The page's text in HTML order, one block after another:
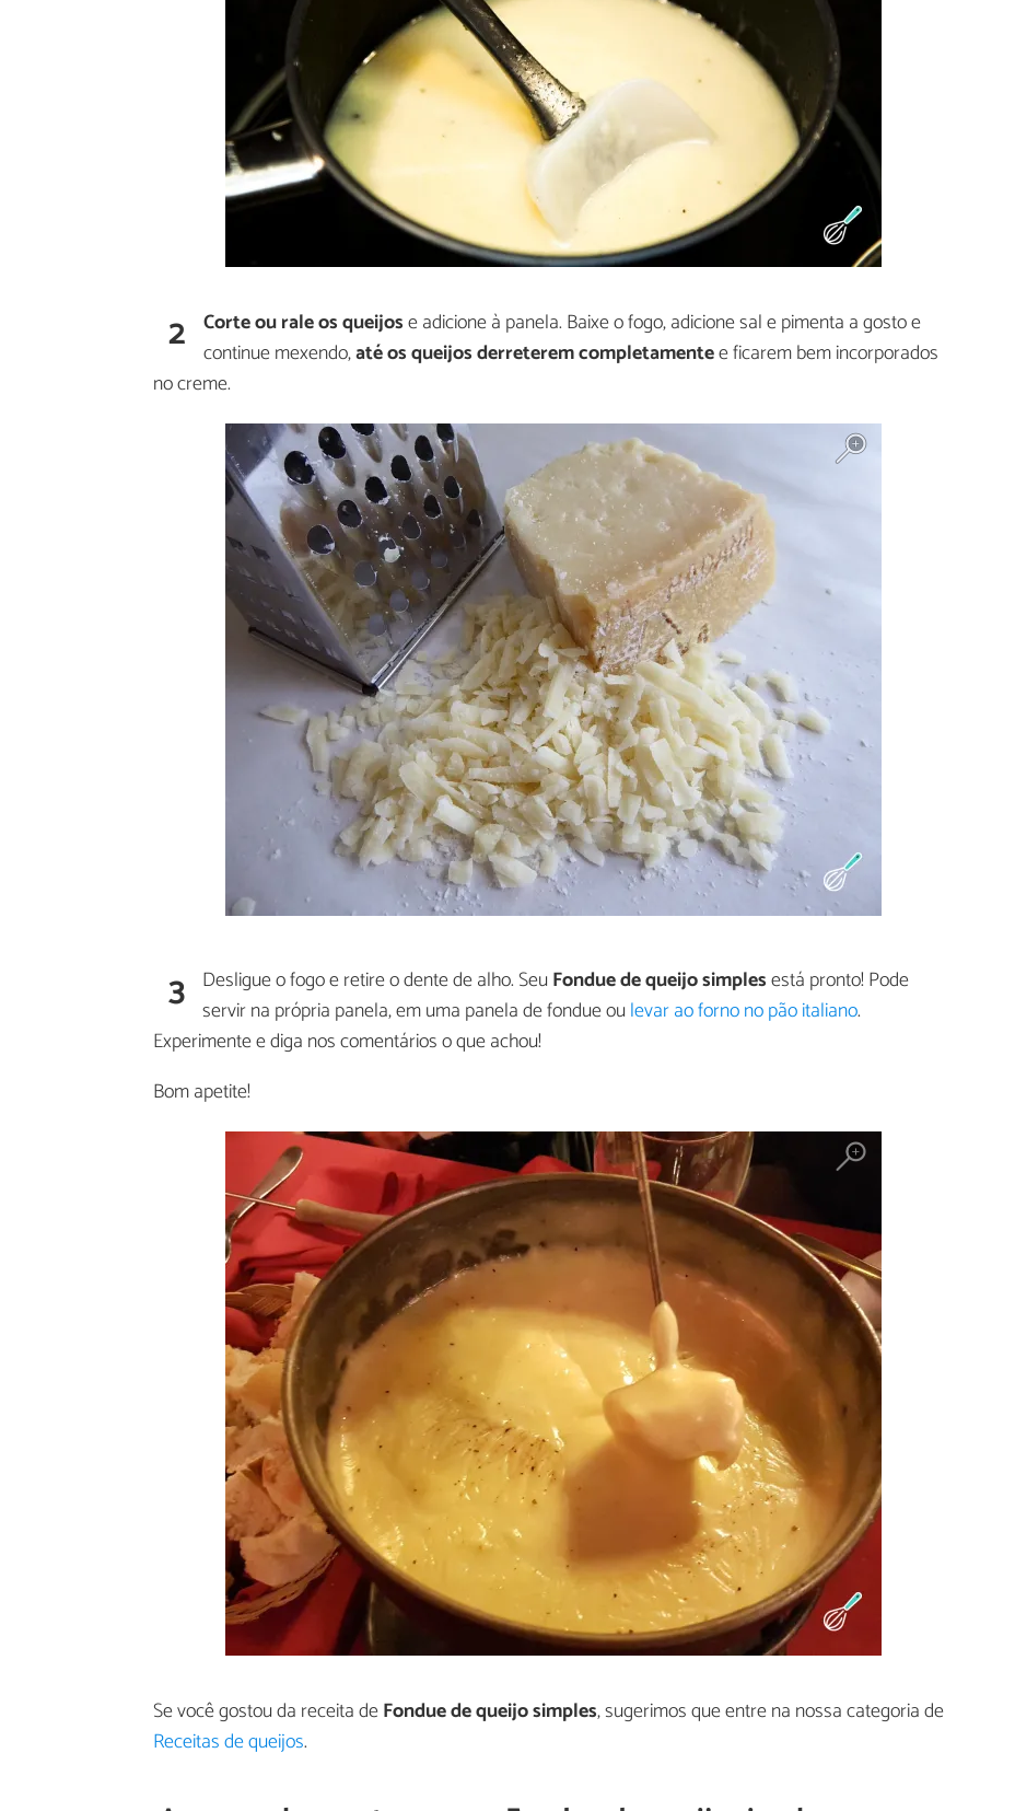
2 Corte ou rale os queijose adicione à panela. Baixe o fogo, adicione sal e pimenta a gosto e
continue mexendo,até os queijos derreterem completamentee ficarem bem incorporados
no creme.
3 Desligue o fogo e retire o dente de alho. SeuFondue de queijo simplesestá pronto! Pode
servir na própria panela, em uma panela de fondue oulevar ao forno no pão italiano.
Experimente e diga nos comentários o que achou!
Bom apetite!
Se você gostou da receita deFondue de queijo simples, sugerimos que entre na nossa categoria de
Receitas de queijos.